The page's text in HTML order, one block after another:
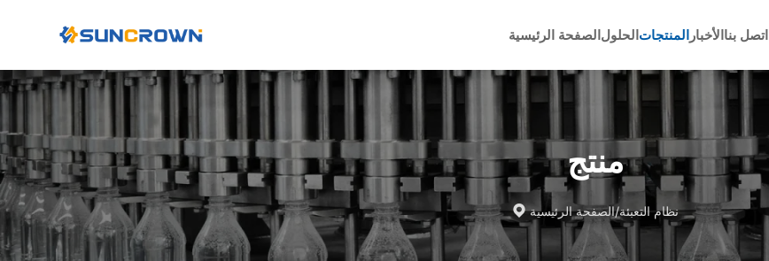
الصفحة الرئيسيةالحلولالمنتجاتالأخباراتصل بنا
منتج
 الصفحة الرئيسية/نظام التعبئة